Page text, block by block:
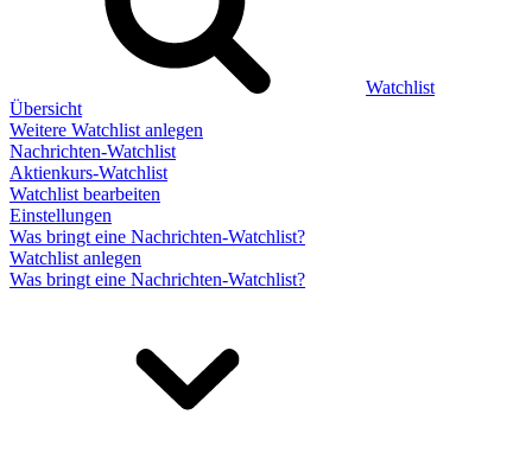
Watchlist
Übersicht
Weitere Watchlist anlegen
Nachrichten-Watchlist
Aktienkurs-Watchlist
Watchlist bearbeiten
Einstellungen
Was bringt eine Nachrichten-Watchlist?
Watchlist anlegen
Was bringt eine Nachrichten-Watchlist?